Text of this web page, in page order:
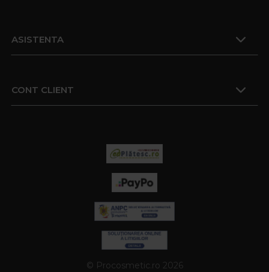
ASISTENTA
CONT CLIENT
© Procosmetic.ro 2026